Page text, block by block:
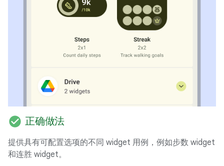
check_circle 正确做法
提供具有可配置选项的不同 widget 用例，例如步数 widget
和连胜 widget。